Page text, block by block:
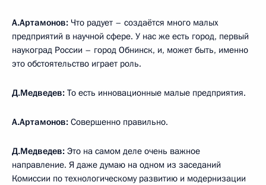
А.Артамонов: Что радует – создаётся много малых
предприятий в научной сфере. У нас же есть город, первый
наукоград России – город Обнинск, и, может быть, именно
это обстоятельство играет роль.
Д.Медведев: То есть инновационные малые предприятия.
А.Артамонов: Совершенно правильно.
Д.Медведев: Это на самом деле очень важное
направление. Я даже думаю на одном из заседаний
Комиссии по технологическому развитию и модернизации